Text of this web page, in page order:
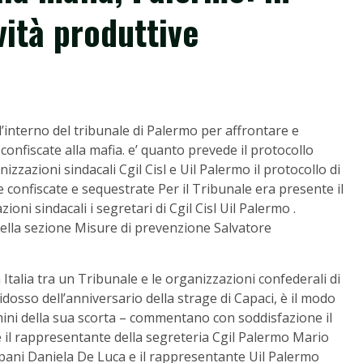
produttive
del tribunale di Palermo per affrontare e
alla mafia. e’ quanto prevede il protocollo
sindacali Cgil Cisl e Uil Palermo il protocollo di
e sequestrate Per il Tribunale era presente il
sindacali i segretari di Cgil Cisl Uil Palermo .
sezione Misure di prevenzione Salvatore
tra un Tribunale e le organizzazioni confederali di
dell’anniversario della strage di Capaci, è il modo
della sua scorta – commentano con soddisfazione il
rappresentante della segreteria Cgil Palermo Mario
Daniela De Luca e il rappresentante Uil Palermo